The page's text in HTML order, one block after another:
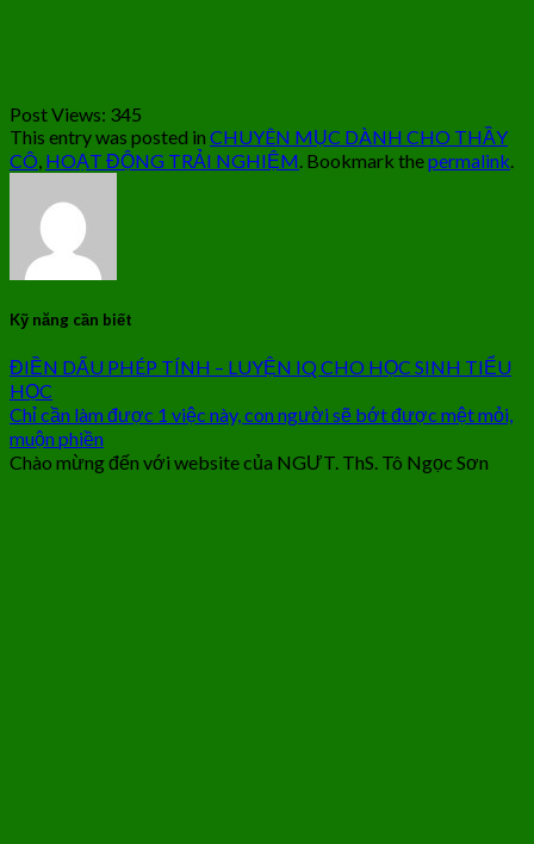
Post Views: 345
This entry was posted in CHUYÊN MỤC DÀNH CHO THẦY
CÔ, HOẠT ĐỘNG TRẢI NGHIỆM. Bookmark thepermalink.
Kỹ năng cần biết
ĐIỀN DẤU PHÉP TÍNH – LUYỆN IQ CHO HỌC SINH TIỂU
HỌC
Chỉ cần làm được 1 việc này, con người sẽ bớt được mệt mỏi,
muộn phiền
Chào mừng đến với website của NGƯT. ThS. Tô Ngọc Sơn